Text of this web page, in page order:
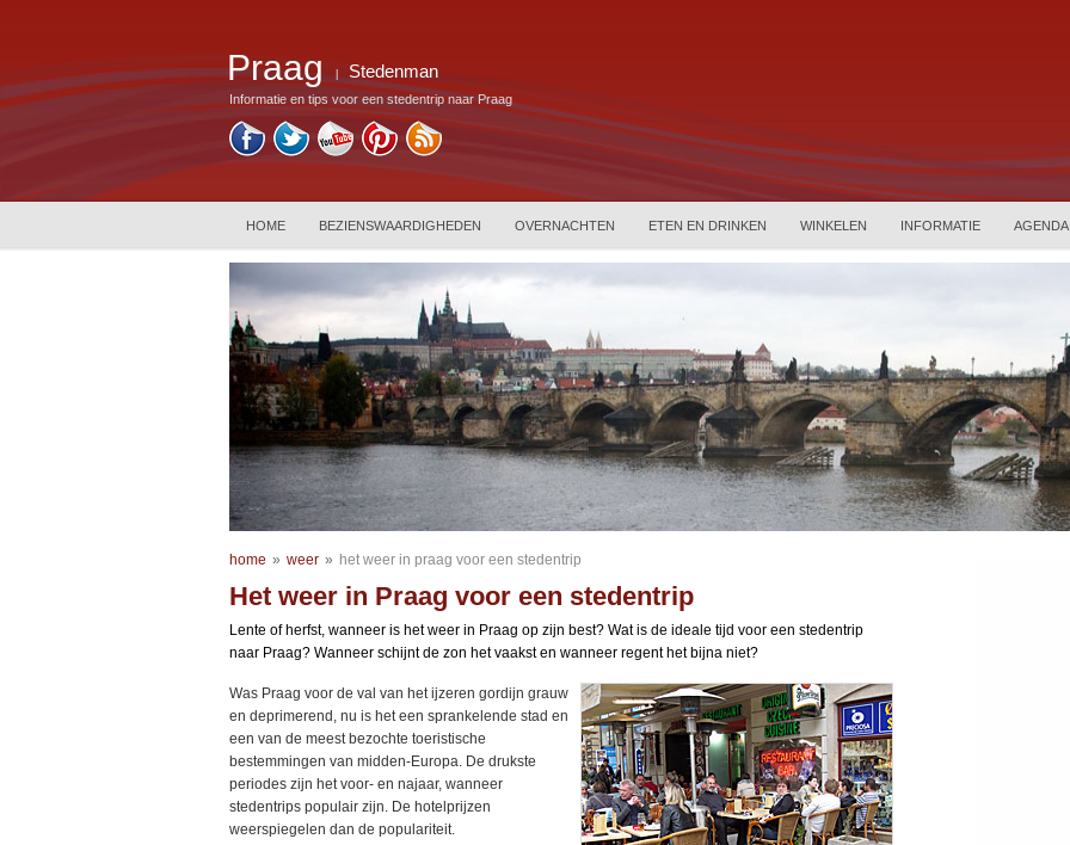
Praag Stedenman
Informatie en tips voor een stedentrip naar Praag
HOME BEZIENSWAARDIGHEDEN OVERNACHTEN ETEN EN DRINKEN WINKELEN INFORMATIE AGENDA
home » weer » het weer in praag voor een stedentrip
Het weer in Praag voor een stedentrip
Lente of herfst, wanneer is het weer in Praag op zijn best? Wat is de ideale tijd voor een stedentrip
naar Praag? Wanneer schijnt de zon het vaakst en wanneer regent het bijna niet?
Was Praag voor de val van het ijzeren gordijn grauw
en deprimerend, nu is het een sprankelende stad en
een van de meest bezochte toeristische
bestemmingen van midden-Europa. De drukste
periodes zijn het voor- en najaar, wanneer
stedentrips populair zijn. De hotelprijzen
weerspiegelen dan de populariteit.